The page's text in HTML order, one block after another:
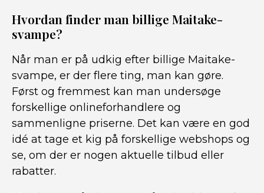
Hvordan finder man billige Maitake-
svampe?
Når man er på udkig efter billige Maitake-
svampe, er der flere ting, man kan gøre.
Først og fremmest kan man undersøge
forskellige onlineforhandlere og
sammenligne priserne. Det kan være en god
idé at tage et kig på forskellige webshops og
se, om der er nogen aktuelle tilbud eller
rabatter.